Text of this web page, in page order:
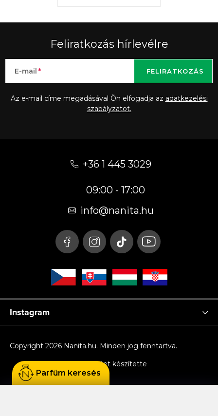
Feliratkozás hírlevélre
E-mail
Az e-mail címe megadásával Ön elfogadja az adatkezelési
szabályzatot.
FELIRATKOZÁS
+36 1 445 3029
09:00 - 17:00
info@nanita.hu
Instagram
Shoptet készítette
Copyright 2026 Nanita.hu. Minden jog fenntartva.
Parfüm keresés